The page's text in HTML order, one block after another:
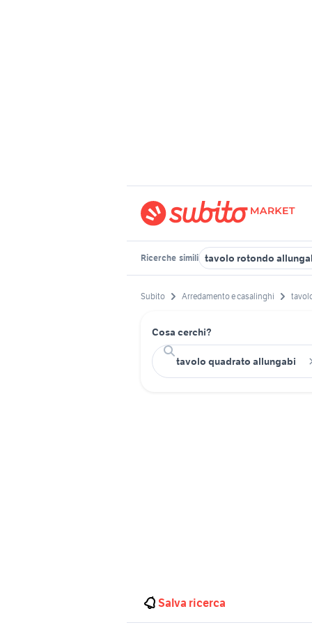
Ricerche simili tavolo rotondo
Subito Arredamento e casalinghi
Cosa cerchi?
Salva ricerca